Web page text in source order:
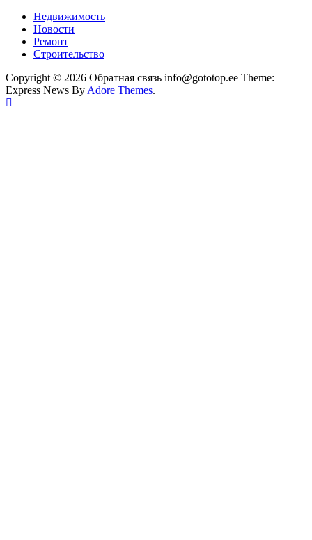
Недвижимость
Новости
Ремонт
Строительство
Copyright © 2026 Обратная связь info@gototop.ee Theme:
Express News By Adore Themes.